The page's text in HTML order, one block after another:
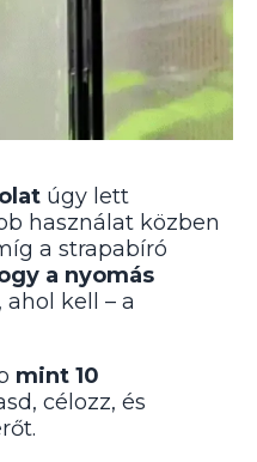
úgy lett
használat közben
a strapabíró
a nyomás
kell – a
mint 10
célozz, és